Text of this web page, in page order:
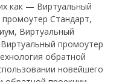
как — Виртуальный
Стандарт,
Виртуальный
промоутер
обратной
новейшего